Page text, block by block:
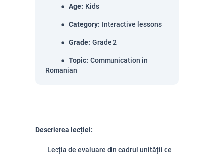
Age: Kids
Category: Interactive lessons
Grade: Grade 2
Topic: Communication in
Romanian
Descrierea lecției:
Lecția de evaluare din cadrul unității de